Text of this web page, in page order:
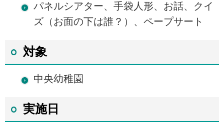
パネルシアター、手袋人形、お話、クイ
ズ（お面の下は誰？）、ペープサート
対象
中央幼稚園
実施日